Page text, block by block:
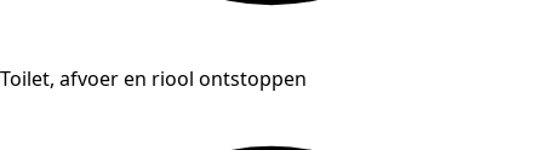
Toilet, afvoer en riool ontstoppen